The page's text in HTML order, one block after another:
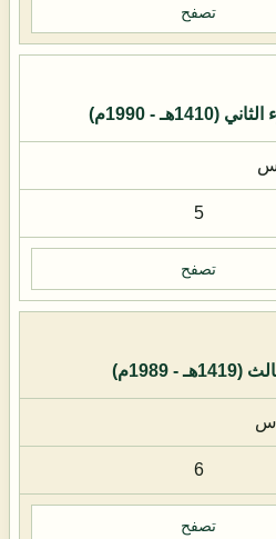
تصفح
- 1990م)
5
تصفح
1989م)
6
تصفح